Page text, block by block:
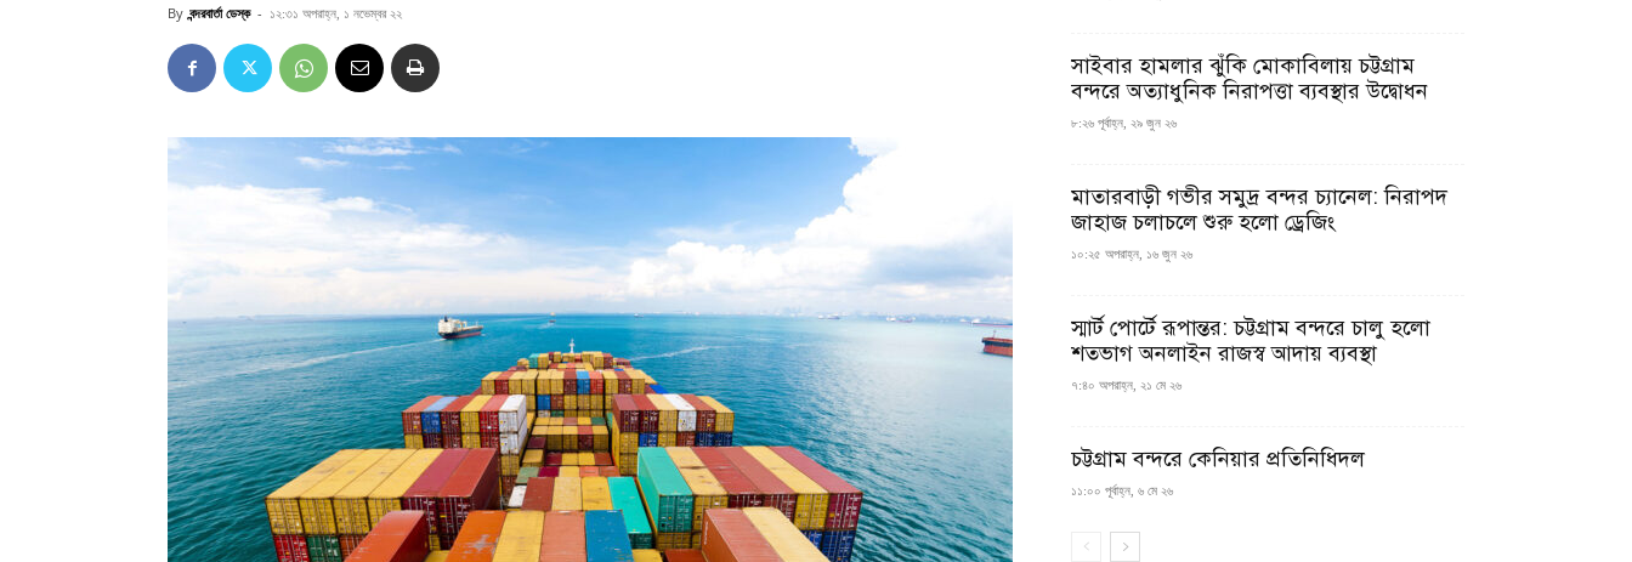
By বন্দরবার্তা ডেস্ক - ১২:৩১ অপরাহ্ন, ১ নভেম্বর ২২
সাইবার হামলার ঝুঁকি মোকাবিলায় চট্টগ্রাম
বন্দরে অত্যাধুনিক নিরাপত্তা ব্যবস্থার উদ্বোধন
৮:২৬ পূর্বাহ্ন, ২৯ জুন ২৬
মাতারবাড়ী গভীর সমুদ্র বন্দর চ্যানেল: নিরাপদ
জাহাজ চলাচলে শুরু হলো ড্রেজিং
১০:২৫ অপরাহ্ন, ১৬ জুন ২৬
স্মার্ট পোর্টে রূপান্তর: চট্টগ্রাম বন্দরে চালু হলো
শতভাগ অনলাইন রাজস্ব আদায় ব্যবস্থা
৭:৪০ অপরাহ্ন, ২১ মে ২৬
চট্টগ্রাম বন্দরে কেনিয়ার প্রতিনিধিদল
১১:০০ পূর্বাহ্ন, ৬ মে ২৬